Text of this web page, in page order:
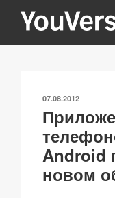
Seeking God every day.
ОПУБЛИКОВАНО
07.08.2012
Android
новом